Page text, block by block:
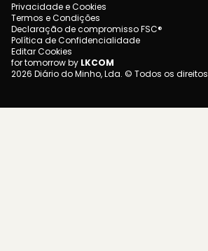
Privacidade e Cookies
Termos e Condições
Declaração de compromisso FSC®
Política de Confidencialidade
Editar Cookies
for tomorrow by LKCOM
2026 Diário do Minho, Lda. © Todos os